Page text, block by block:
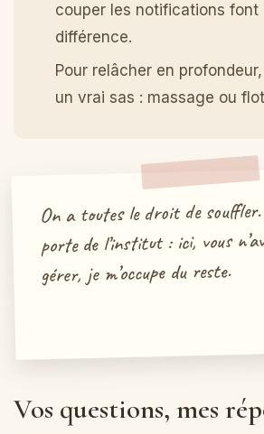
couper les notifications font
différence.
Pour relâcher en
un vrai sas : massage ou
On a toutes le droit de souffler.
porte de l’institut : ici, vous
gérer, je m’occupe du reste.
Vos questions, mes